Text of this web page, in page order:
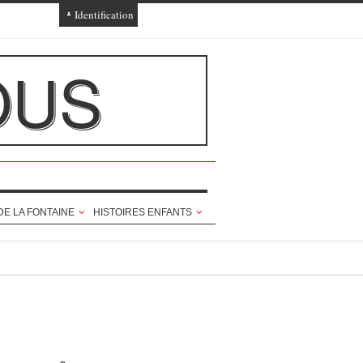
Identification
Ajout texte ou poème
LA FONTAINE HISTOIRES ENFANTS